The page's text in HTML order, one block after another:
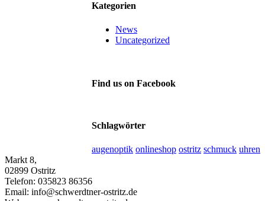
Kategorien
News
Uncategorized
Find us on Facebook
Schlagwörter
augenoptik onlineshop ostritz schmuck uhren
Markt 8,
02899 Ostritz
Telefon: 035823 86356
Email: info@schwerdtner-ostritz.de